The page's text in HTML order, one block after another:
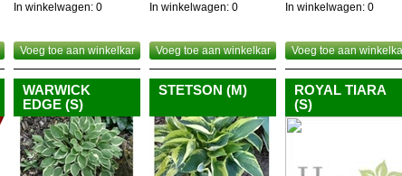
In winkelwagen: 0
Voeg toe aan winkelkar
In winkelwagen: 0
Voeg toe aan winkelkar
In winkelwagen: 0
Voeg toe aan
WARWICK
EDGE (S)
STETSON (M)
ROYAL TIARA
(S)